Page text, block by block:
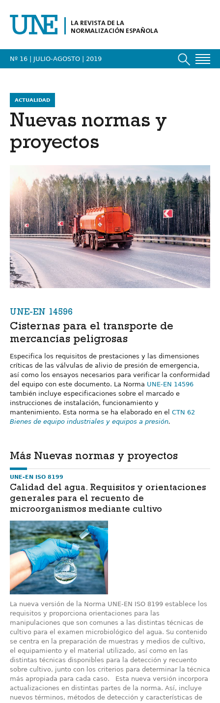
LA REVISTA DE LA
NORMALIZACIÓN ESPAÑOLA
Nº 16 | JULIO-AGOSTO | 2019
ACTUALIDAD
Nuevas normas y
proyectos
UNE-EN 14596
Cisternas para el transporte de
mercancías peligrosas
Especifica los requisitos de prestaciones y las dimensiones
críticas de las válvulas de alivio de presión de emergencia,
así como los ensayos necesarios para verificar la conformidad
del equipo con este documento. La Norma UNE-EN 14596
también incluye especificaciones sobre el marcado e
instrucciones de instalación, funcionamiento y
mantenimiento. Esta norma se ha elaborado en el CTN 62
Bienes de equipo industriales y equipos a presión.
Más Nuevas normas y proyectos
UNE-EN ISO 8199
Calidad del agua. Requisitos y orientaciones
generales para el recuento de
microorganismos mediante cultivo
La nueva versión de la Norma UNE-EN ISO 8199 establece los
requisitos y proporciona orientaciones para las
manipulaciones que son comunes a las distintas técnicas de
cultivo para el examen microbiológico del agua. Su contenido
se centra en la preparación de muestras y medios de cultivo,
el equipamiento y el material utilizado, así como en las
distintas técnicas disponibles para la detección y recuento
sobre cultivo, junto con los criterios para determinar la técnica
más apropiada para cada caso. Esta nueva versión incorpora
actualizaciones en distintas partes de la norma. Así, incluye
nuevos términos, métodos de detección y características de